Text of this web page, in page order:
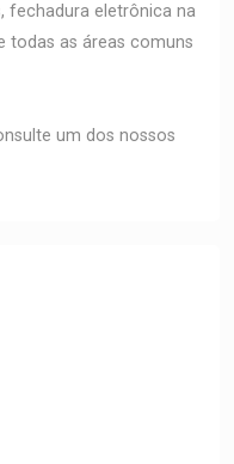
fechadura eletrônica na
todas as áreas comuns
um dos nossos